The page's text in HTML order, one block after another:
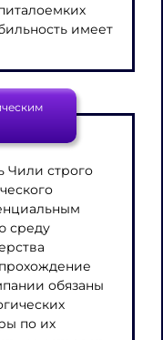
имеет
Чили строго
среду
обязаны
по их